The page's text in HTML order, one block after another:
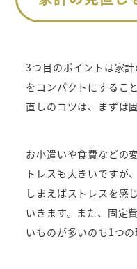
3つ目のポイントは家
をコンパクトにするこ
直しのコツは、まずは
お小遣いや食費などの
トレスも大きいですが
しまえばストレスを感
いきます。また、固定
いものが多いのも1つの